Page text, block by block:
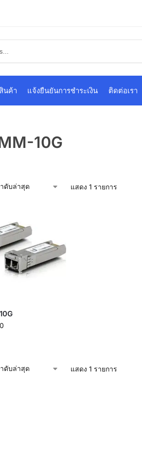
นค้า แจ้งยืนยันการชำระเงิน ติดต่อเรา
10G
แสดง 1 รายการ
แสดง 1 รายการ